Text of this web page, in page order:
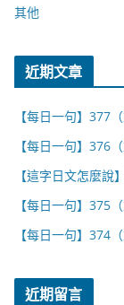
其他
近期文章
【每日一句】377（
【每日一句】376（
【這字日文怎麼說
【每日一句】375（
【每日一句】374（
近期留言